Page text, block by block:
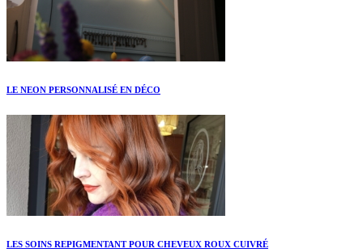
LE NEON PERSONNALISÉ EN DÉCO
LES SOINS REPIGMENTANT POUR CHEVEUX ROUX CUIVRÉ